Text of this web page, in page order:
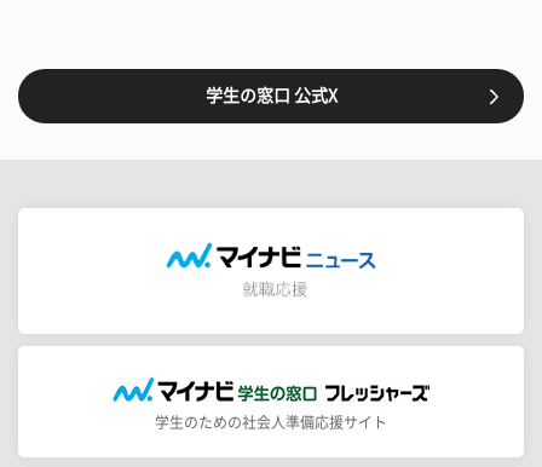
学生の窓口 公式X
学生のための社会人準備応援サイト